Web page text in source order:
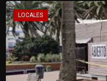
LOCALES